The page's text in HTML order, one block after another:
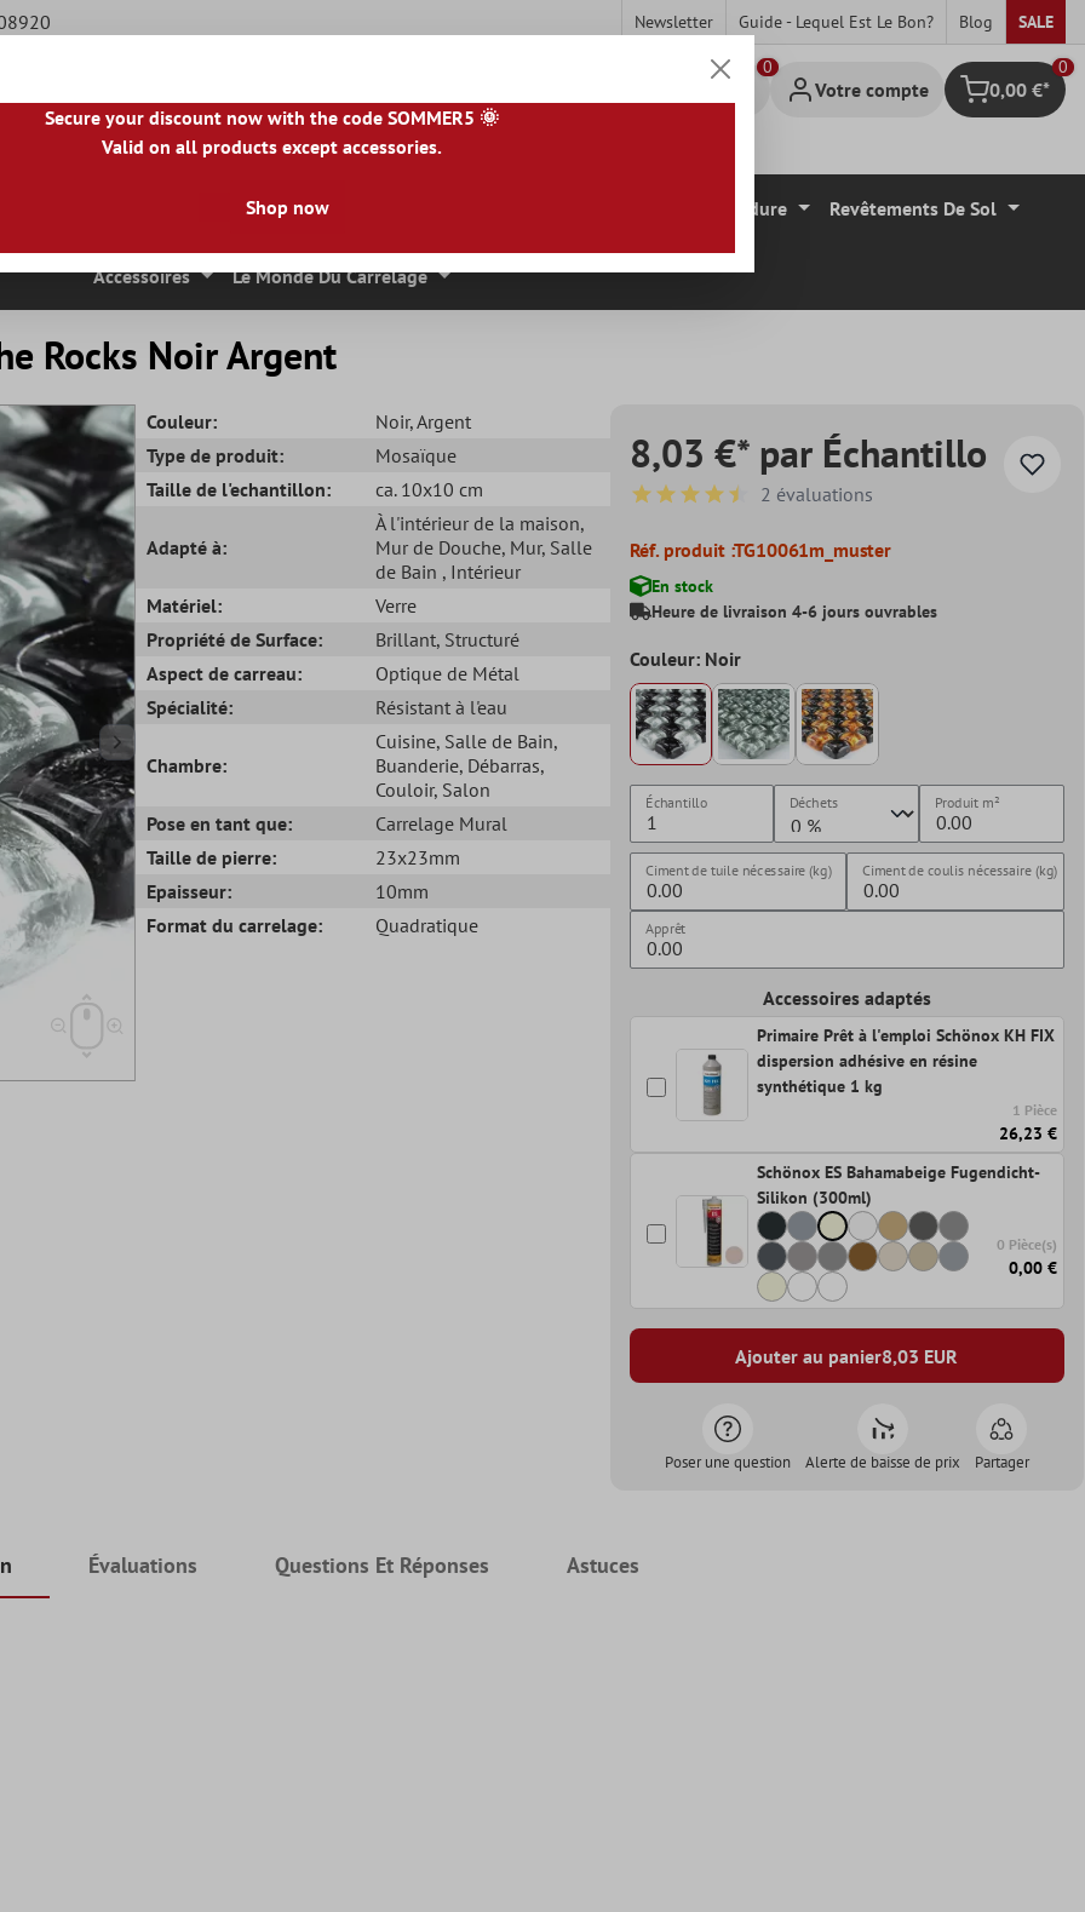
Newsletter Guide - Lequel Est Le Bon? Blog SALE
Votre compte Panier
0
0,00 €*
ES|PL|PT| FI|GR|RO|NO|HU|BG|HR
Carreaux En Pierre Naturelle Carrelage Mural Bordure Revêtements De Sol
Accessoires Le Monde Du Carrelage
Rocks Noir Argent
Couleur: Noir, Argent
Type de produit:
Mosaïque
Taille de l'echantillon:
ca. 10x10 cm
Adapté à:
À l'intérieur de la maison,
Mur de Douche, Mur, Salle
de Bain , Intérieur
Matériel:
Verre
Propriété de Surface:
Brillant, Structuré
Aspect de carreau:
Optique de Métal
Spécialité:
Résistant à l'eau
Chambre:
Cuisine, Salle de Bain,
Buanderie, Débarras,
Couloir, Salon
Pose en tant que:
Carrelage Mural
Taille de pierre:
23x23mm
Epaisseur:
10mm
Format du carrelage:
Quadratique
8,03 €* par Échantillo
Note moyenne de 4.5 sur 5 étoiles
2 évaluations
Réf. produit :TG10061m_muster
En stock
Heure de livraison 4-6 jours ouvrables
Couleur: Noir
Échantillo Déchets Produit m²
Ciment de tuile nécessaire (kg) Ciment de coulis nécessaire (kg)
Apprêt
Accessoires adaptés
Primaire Prêt à l'emploi Schönox KH FIX
dispersion adhésive en résine
synthétique 1 kg
1 Pièce
26,23 €
Schönox ES Bahamabeige Fugendicht-
Silikon (300ml)
0 Pièce(s)
0,00 €
Ajouter au panier8,03 EUR
Poser une question Alerte de baisse de prix Partager
Évaluations Questions Et Réponses Astuces
Secure your discount now with the code SOMMER5 🌞
Valid on all products except accessories.
Shop now